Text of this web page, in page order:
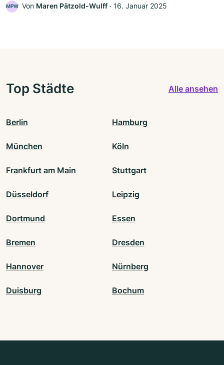
MPW Von Maren Pätzold-Wulff ‧ 16. Januar 2025
Top Städte Alle ansehen
Berlin Hamburg
München Köln
Frankfurt am Main Stuttgart
Düsseldorf Leipzig
Dortmund Essen
Bremen Dresden
Hannover Nürnberg
Duisburg Bochum